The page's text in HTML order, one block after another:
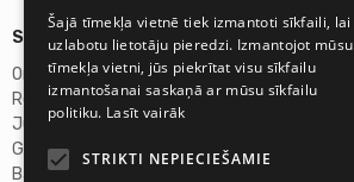
Sīkāka informācija
Omicron SIA
Reģ.Nr. 40103272028
Juridiskā adrese:
Ganību dambis 2a, Rīga, Latvija, LV-1045
Banka: AS "Swedbank"
Šajā tīmekļa vietnē tiek izmantoti sīkfaili, lai
uzlabotu lietotāju pieredzi. Izmantojot mūsu
tīmekļa vietni, jūs piekrītat visu sīkfailu
izmantošanai saskaņā ar mūsu sīkfailu
politiku. Lasīt vairāk
STRIKTI NEPIECIEŠAMIE